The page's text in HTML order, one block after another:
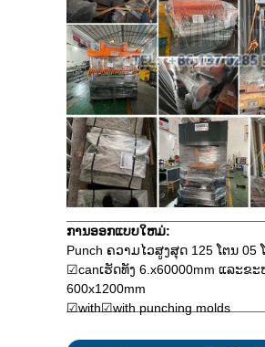
ການອອກແບບໃຫມ່:
Punch ຄວາມໄວສູງສຸດ 125 ໂຕນ 05
☑canເຮັດທັງ 6.x60000mm ແລະຂ
600x1200mm
☑with☑with punching molds